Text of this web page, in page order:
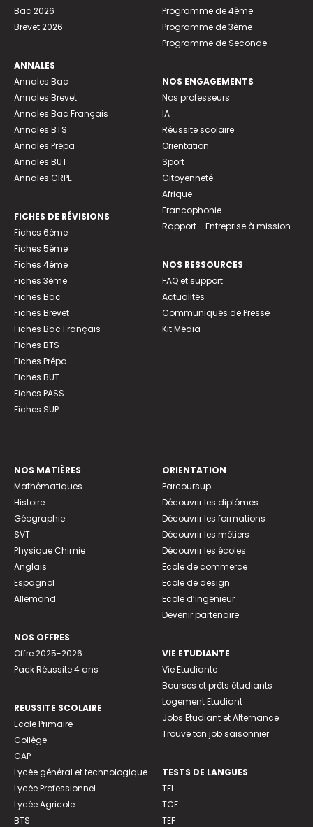
Bac 2026
Brevet 2026
ANNALES
Annales Bac
Annales Brevet
Annales Bac Français
Annales BTS
Annales Prépa
Annales BUT
Annales CRPE
FICHES DE RÉVISIONS
Fiches 6ème
Fiches 5ème
Fiches 4ème
Fiches 3ème
Fiches Bac
Fiches Brevet
Fiches Bac Français
Fiches BTS
Fiches Prépa
Fiches BUT
Fiches PASS
Fiches SUP
Programme de 4ème
Programme de 3ème
Programme de Seconde
NOS ENGAGEMENTS
Nos professeurs
IA
Réussite scolaire
Orientation
Sport
Citoyenneté
Afrique
Francophonie
Rapport - Entreprise à mission
NOS RESSOURCES
FAQ et support
Actualités
Communiqués de Presse
Kit Média
NOS MATIÈRES
Mathématiques
Histoire
Géographie
SVT
Physique Chimie
Anglais
Espagnol
Allemand
NOS OFFRES
Offre 2025-2026
Pack Réussite 4 ans
REUSSITE SCOLAIRE
Ecole Primaire
Collège
CAP
Lycée général et technologique
Lycée Professionnel
Lycée Agricole
BTS
ORIENTATION
Parcoursup
Découvrir les diplômes
Découvrir les formations
Découvrir les métiers
Découvrir les écoles
Ecole de commerce
Ecole de design
Ecole d’ingénieur
Devenir partenaire
VIE ETUDIANTE
Vie Etudiante
Bourses et prêts étudiants
Logement Etudiant
Jobs Etudiant et Alternance
Trouve ton job saisonnier
TESTS DE LANGUES
TFI
TCF
TEF